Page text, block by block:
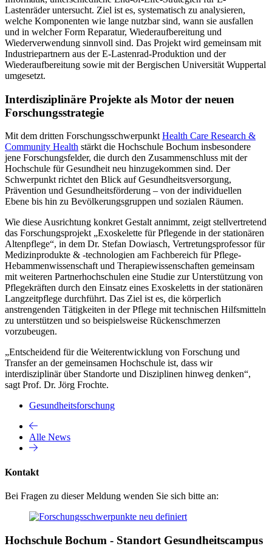
Lastenräder untersucht. Ziel ist es, systematisch zu analysieren,
welche Komponenten wie lange nutzbar sind, wann sie ausfallen
und in welcher Form Reparatur, Wiederaufbereitung und
Wiederverwendung sinnvoll sind. Das Projekt wird gemeinsam mit
Industriepartnern aus der E-Lastenrad-Produktion und der
Wiederaufbereitung sowie mit der Bergischen Universität Wuppertal
umgesetzt.
Interdisziplinäre Projekte als Motor der neuen
Forschungsstrategie
Mit dem dritten ForschungsschwerpunktHealth Care Research &
Community Health stärkt die Hochschule Bochum insbesondere
jene Forschungsfelder, die durch den Zusammenschluss mit der
Hochschule für Gesundheit neu hinzugekommen sind. Der
Schwerpunkt richtet den Blick auf Gesundheitsversorgung,
Prävention und Gesundheitsförderung – von der individuellen
Ebene bis hin zu Bevölkerungsgruppen und sozialen Räumen.
Wie diese Ausrichtung konkret Gestalt annimmt, zeigt stellvertretend
das Forschungsprojekt „Exoskelette für Pflegende in der stationären
Altenpflege“, in dem Dr. Stefan Dowiasch, Vertretungsprofessor für
Medizinprodukte & -technologien am Fachbereich für Pflege-
Hebammenwissenschaft und Therapiewissenschaften gemeinsam
mit weiteren Partnerhochschulen eine Studie zur Unterstützung von
Pflegekräften durch den Einsatz eines Exoskeletts in der stationären
Langzeitpflege durchführt. Das Ziel ist es, die körperlich
anstrengenden Tätigkeiten in der Pflege mit technischen Hilfsmitteln
zu unterstützen und so beispielsweise Rückenschmerzen
vorzubeugen.
„Entscheidend für die Weiterentwicklung von Forschung und
Transfer an der gemeinsamen Hochschule ist, dass wir
interdisziplinär über Standorte und Disziplinen hinweg denken“,
sagt Prof. Dr. Jörg Frochte.
Gesundheitsforschung
Alle News
Kontakt
Bei Fragen zu dieser Meldung wenden Sie sich bitte an:
Hochschule Bochum - Standort Gesundheitscampus